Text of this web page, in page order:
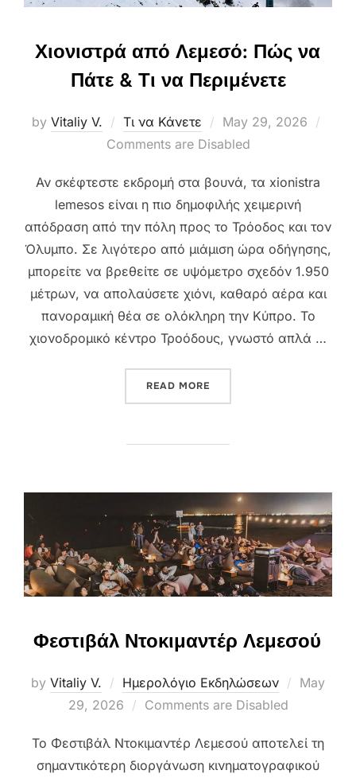
Χιονιστρά από Λεμεσό: Πώς να
Πάτε & Τι να Περιμένετε
by Vitaliy V. Τι να Κάνετε
Posted
on
May 29, 2026
Comments are Disabled
Αν σκέφτεστε εκδρομή στα βουνά, τα xionistra
lemesos είναι η πιο δημοφιλής χειμερινή
απόδραση από την πόλη προς το Τρόοδος και τον
Όλυμπο. Σε λιγότερο από μιάμιση ώρα οδήγησης,
μπορείτε να βρεθείτε σε υψόμετρο σχεδόν 1.950
μέτρων, να απολαύσετε χιόνι, καθαρό αέρα και
πανοραμική θέα σε ολόκληρη την Κύπρο. Το
χιονοδρομικό κέντρο Τροόδους, γνωστό απλά …
READ MORE
Φεστιβάλ Ντοκιμαντέρ Λεμεσού
by Vitaliy V. Ημερολόγιο Εκδηλώσεων
Posted
May
29, 2026
Comments are Disabled
Το Φεστιβάλ Ντοκιμαντέρ Λεμεσού αποτελεί τη
σημαντικότερη διοργάνωση κινηματογραφικού